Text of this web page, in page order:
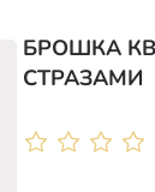
БРОШКА
СТРАЗАМИ